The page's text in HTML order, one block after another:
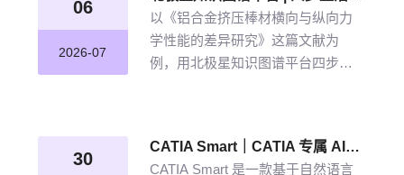
06
2026-07
以《铝合金挤压棒材横向与纵向力
学性能的差异研究》这篇文献为
例，用北极星知识图谱平台四步盘
注、清洗的低效方式。
30
CATIA Smart｜CATIA 专属 AI 智能体，说说话，AI 帮你建模
CATIA Smart 是一款基于自然语言